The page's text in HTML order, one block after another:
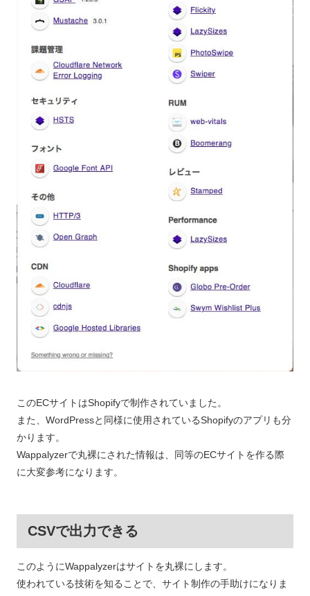
このECサイトはShopifyで制作されていました。
また、WordPressと同様に使用されているShopifyのアプリも分
かります。
Wappalyzerで丸裸にされた情報は、同等のECサイトを作る際
に大変参考になります。
CSVで出力できる
このようにWappalyzerはサイトを丸裸にします。
使われている技術を知ることで、サイト制作の手助けになりま